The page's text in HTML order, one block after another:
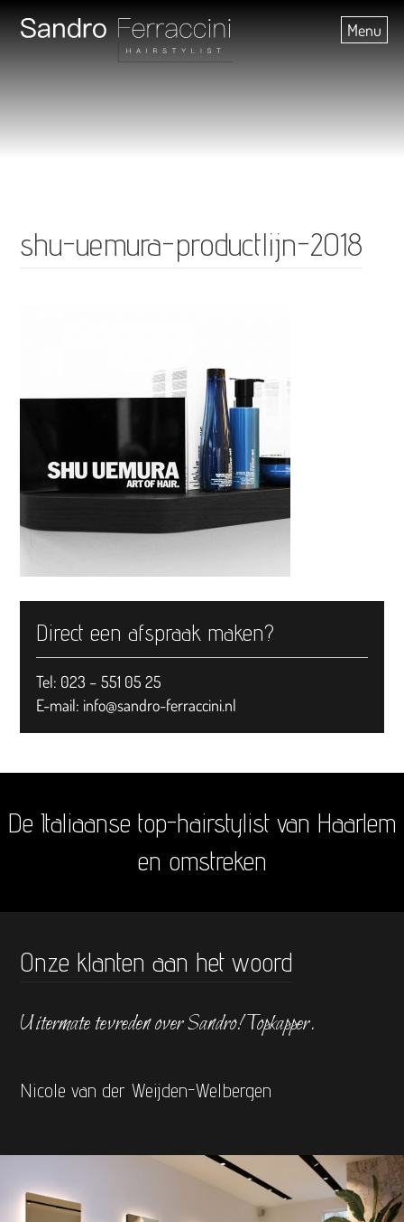
Menu
shu-uemura-productlijn-2018
Direct een afspraak maken?
Tel: 023 – 551 05 25
E-mail: info@sandro-ferraccini.nl
De Italiaanse top-hairstylist van Haarlem
en omstreken
Onze klanten aan het woord
Uitermate tevreden over Sandro! Topkapper.
Nicole van der Weijden-Welbergen